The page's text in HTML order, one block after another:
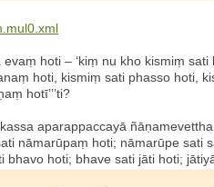
evaṃ hoti – ‘kiṃ nu kho kismiṃ
hoti, kismiṃ sati phasso hoti,
hotī’’’ti?
aparappaccayā
nāmarūpaṃ hoti; nāmarūpe
hoti; bhave sati jāti hoti;